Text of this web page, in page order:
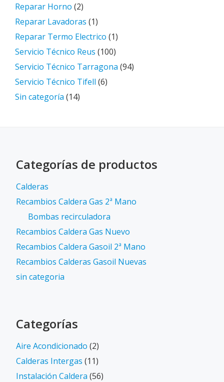
Reparar Horno (2)
Reparar Lavadoras (1)
Reparar Termo Electrico (1)
Servicio Técnico Reus (100)
Servicio Técnico Tarragona (94)
Servicio Técnico Tifell (6)
Sin categoría (14)
Categorías de productos
Calderas
Recambios Caldera Gas 2ª Mano
Bombas recirculadora
Recambios Caldera Gas Nuevo
Recambios Caldera Gasoil 2ª Mano
Recambios Calderas Gasoil Nuevas
sin categoria
Categorías
Aire Acondicionado (2)
Calderas Intergas (11)
Instalación Caldera (56)